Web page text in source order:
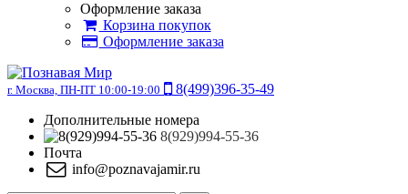
Оформление заказа
Корзина покупок
Оформление заказа
г. Москва, ПН-ПТ 10:00-19:00
8(499)396-35-49
Дополнительные номера
8(929)994-55-36
Почта
info@poznavajamir.ru